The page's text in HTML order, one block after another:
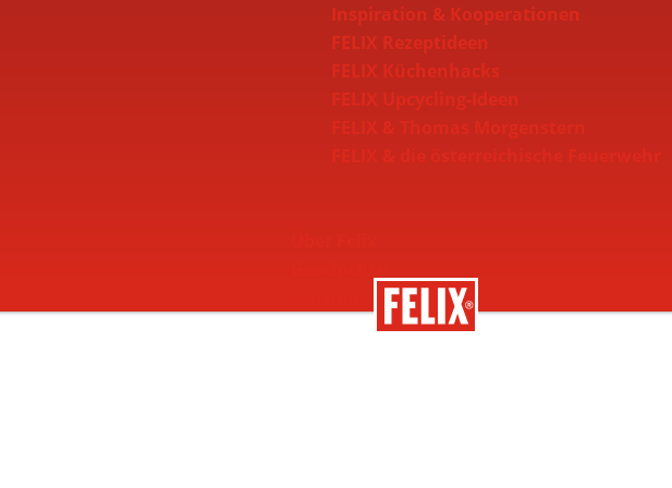
Inspiration & Kooperationen
FELIX Rezeptideen
FELIX Küchenhacks
FELIX Upcycling-Ideen
Nachhaltigkeit